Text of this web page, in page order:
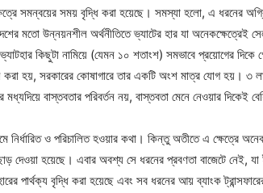
সমন্বয়ের সময় বৃদ্ধি করা হয়েছে। সমস্যা হলো, এ ধরনের
মতো উন্নয়নশীল অর্থনীতিতে ভ্যাটের হার যা
কিছুটা নামিয়ে (যেমন ১০ শতাংশ) সমভাবে প্রয়োগের দিকে
হয়, সরকারের কোষাগারে তার একটি অংশ মাত্র যোগ হয়। ৩
বাস্তবতার পরিবর্তন নয়, বাস্তবতা মেনে নেওয়ার দিকেই
নির্ধারিত ও পরিচালিত হওয়ার কথা। কিন্তু অতীতে এ ক্ষেত্রে
দেওয়া হয়েছে। এবার অবশ্য সে ধরনের প্রবণতা বাজেটে নেই,
পার্থক্য বৃদ্ধি করা হয়েছে এবং সব ধরনের আয় ব্যাংক